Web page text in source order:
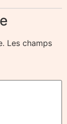
Les champs